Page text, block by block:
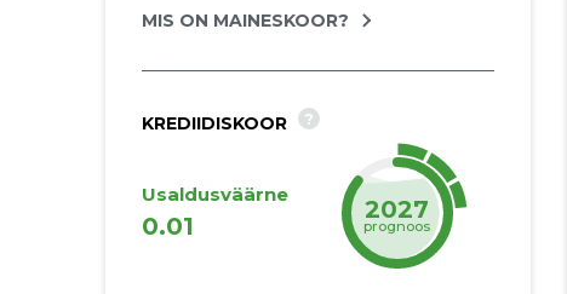
MIS ON MAINESKOOR?
KREDIIDISKOOR ?
Usaldusväärne
0.01
2027
prognoos